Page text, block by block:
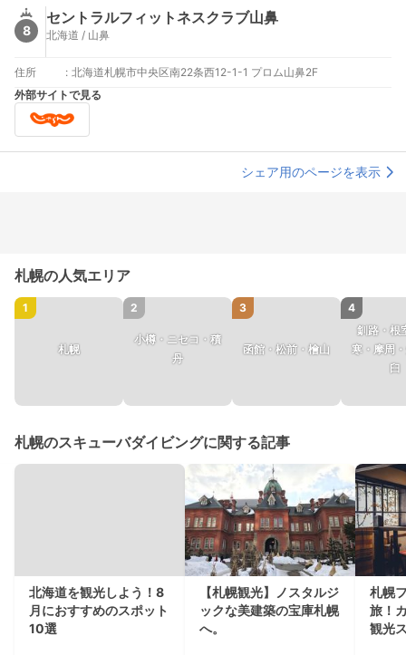
8
セントラルフィットネスクラブ山鼻
北海道 / 山鼻
住所 : 北海道札幌市中央区南22条西12-1-1 プロム山鼻2F
外部サイトで見る
シェア用のページを表示
札幌の人気エリア
1
札幌
2
小樽・ニセコ・積
丹
3
函館・松前・檜山
4
釧路・根
寒・摩周
臼
札幌のスキューバダイビングに関する記事
北海道を観光しよう！8
月におすすめのスポット
10選
【札幌観光】ノスタルジ
ックな美建築の宝庫札幌
へ。
札幌
旅！
観光